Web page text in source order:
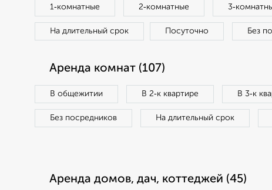
1‑комнатные 2‑комнатные
На длительный срок Посуточно Без
Аренда комнат (107)
В общежитии В 2‑к квартире В 3‑к
Без посредников На длительный срок
Аренда домов, дач, коттеджей (45)